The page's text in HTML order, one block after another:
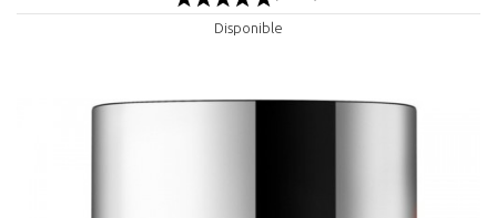
Disponible